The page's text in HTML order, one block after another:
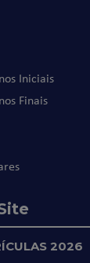
Iniciais
Finais
2026